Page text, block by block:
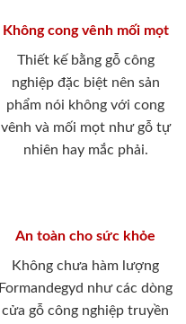
Không cong vênh mối mọt
Thiết kế bằng gỗ công
nghiệp đặc biệt nên sản
phẩm nói không với cong
vênh và mối mọt như gỗ tự
nhiên hay mắc phải.
An toàn cho sức khỏe
Không chưa hàm lượng
Formandegyd như các dòng
cửa gỗ công nghiệp truyền